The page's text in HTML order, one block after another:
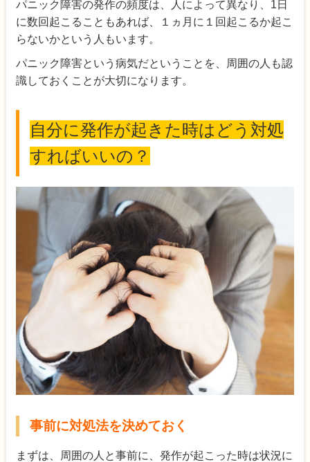
パニック障害の発作の頻度は、人によって異なり、1日
に数回起こることもあれば、１ヵ月に１回起こるか起こ
らないかという人もいます。
パニック障害という病気だということを、周囲の人も認
識しておくことが大切になります。
自分に発作が起きた時はどう対処
すればいいの？
事前に対処法を決めておく
まずは、周囲の人と事前に、発作が起こった時は状況に